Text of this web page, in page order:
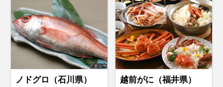
ノドグロ（石川県） 越前がに（福井県）